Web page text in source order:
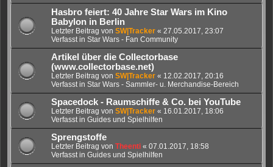
Hasbro feiert: 40 Jahre Star Wars im Kino
Babylon in Berlin
Letzter Beitrag von SW|Tracker « 27.05.2017, 23:07
Verfasst in Star Wars - Fan Community
Artikel über die Collectorbase
(www.collectorbase.net)
Letzter Beitrag von SW|Tracker « 12.02.2017, 20:16
Verfasst in Star Wars - Sammler- u. Merchandise-Bereich
Spacedock - Raumschiffe & Co. bei YouTube
Letzter Beitrag von SW|Tracker « 16.01.2017, 18:06
Verfasst in Guides und Spielhilfen
Sprengstoffe
Letzter Beitrag von Theenti « 07.01.2017, 18:58
Verfasst in Guides und Spielhilfen